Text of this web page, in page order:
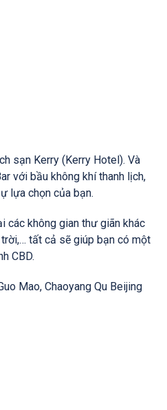
sạn Kerry (Kerry Hotel). Và
với bầu không khí thanh lịch,
lựa chọn của bạn.
các không gian thư giãn khác
tất cả sẽ giúp bạn có một
CBD.
Mao, Chaoyang Qu Beijing